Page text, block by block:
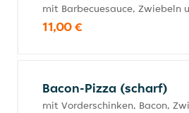
mit Barbecuesauce, Zwiebeln
11,00 €
Bacon-Pizza (scharf)
mit Vorderschinken, Bacon,